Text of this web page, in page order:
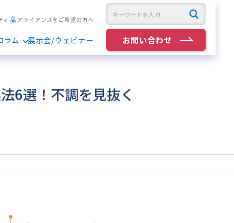
ラム 展示会/ウェビナー
ィ アライアンスをご希望の方へ
お問い合わせ
6選！不調を見抜く